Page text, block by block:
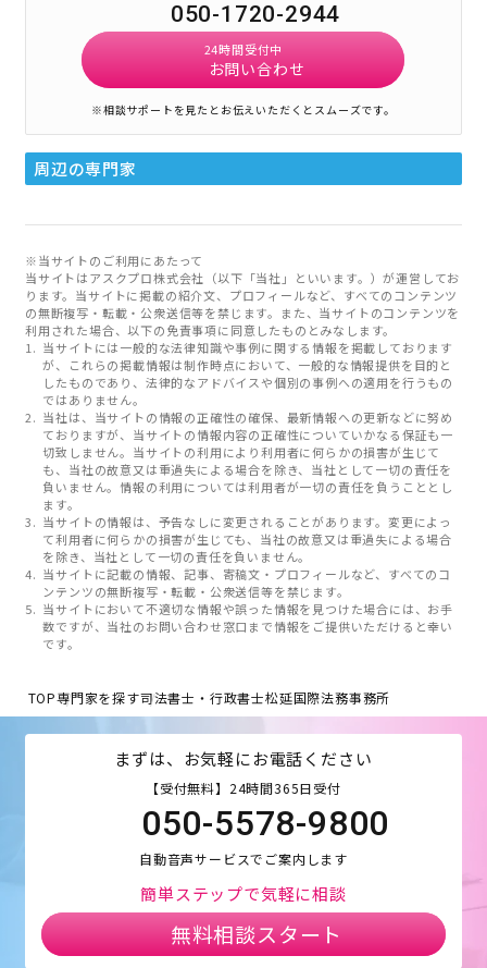
050-1720-2944
24時間受付中
お問い合わせ
※相談サポートを見たとお伝えいただくとスムーズです。
周辺の専門家
※当サイトのご利用にあたって
当サイトはアスクプロ株式会社（以下「当社」といいます。）が運営してお
ります。当サイトに掲載の紹介文、プロフィールなど、すべてのコンテンツ
の無断複写・転載・公衆送信等を禁じます。また、当サイトのコンテンツを
利用された場合、以下の免責事項に同意したものとみなします。
当サイトには一般的な法律知識や事例に関する情報を掲載しております
が、これらの掲載情報は制作時点において、一般的な情報提供を目的と
したものであり、法律的なアドバイスや個別の事例への適用を行うもの
ではありません。
当社は、当サイトの情報の正確性の確保、最新情報への更新などに努め
ておりますが、当サイトの情報内容の正確性についていかなる保証も一
切致しません。当サイトの利用により利用者に何らかの損害が生じて
も、当社の故意又は重過失による場合を除き、当社として一切の責任を
負いません。情報の利用については利用者が一切の責任を負うこととし
ます。
当サイトの情報は、予告なしに変更されることがあります。変更によっ
て利用者に何らかの損害が生じても、当社の故意又は重過失による場合
を除き、当社として一切の責任を負いません。
当サイトに記載の情報、記事、寄稿文・プロフィールなど、すべてのコ
ンテンツの無断複写・転載・公衆送信等を禁じます。
当サイトにおいて不適切な情報や誤った情報を見つけた場合には、お手
数ですが、当社のお問い合わせ窓口まで情報をご提供いただけると幸い
です。
TOP専門家を探す司法書士・行政書士松延国際法務事務所
まずは、お気軽にお電話ください
【受付無料】24時間365日受付
050-5578-9800
自動音声サービスでご案内します
簡単ステップで気軽に相談
無料相談スタート